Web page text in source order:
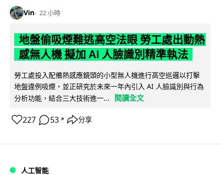
Vin 22 小時
地盤偷吸煙難逃高空法眼 勞工處出動熱
感無人機 擬加 AI 人臉識別精準執法
勞工處投入配備熱感應鏡頭的小型無人機進行高空巡邏以打擊
地盤違例吸煙，並正研究於未來一年內引入 AI 人臉識別與行為
分析功能，結合三大技術進一...
閱讀全文
227 53 ↗ 分享
人工智能